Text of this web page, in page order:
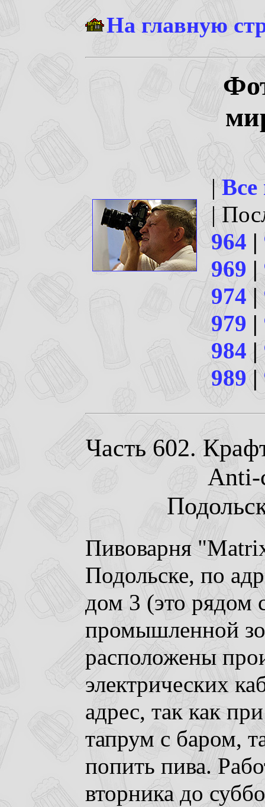
На главную
|
|
964 |
969 |
974|
979 |
984 |
989|
Часть 602.
Anti-
Пивоварня
Подольске, по
дом 3 (это рядом
промышленной
расположены
электрических
адрес, так как
тапрум с баром,
попить пива.
вторника до